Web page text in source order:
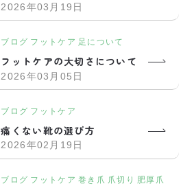
2026年03月19日
ブログ フットケア 足について
フットケアの大切さについて
2026年03月05日
ブログ フットケア
痛くない靴の選び方
2026年02月19日
ブログ フットケア 巻き爪 爪切り 肥厚爪